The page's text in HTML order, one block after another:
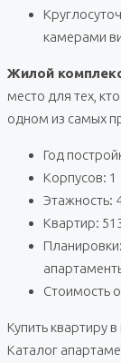
камерами
Жилой
место для тех,
одном из самых
Год
Корпусов: 1
Этажность:
Квартир:
Стоимость
Купить квартиру
Каталог